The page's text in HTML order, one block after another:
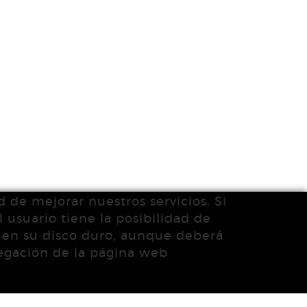
mejorar nuestros servicios. Si
usuario tiene la posibilidad de
su disco duro, aunque deberá
de la página web